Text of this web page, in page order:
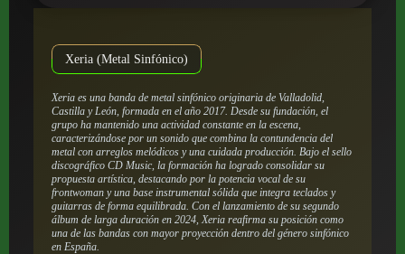
Xeria (Metal Sinfónico)
Xeria es una banda de metal sinfónico originaria de Valladolid,
Castilla y León, formada en el año 2017. Desde su fundación, el
grupo ha mantenido una actividad constante en la escena,
caracterizándose por un sonido que combina la contundencia del
metal con arreglos melódicos y una cuidada producción. Bajo el sello
discográfico CD Music, la formación ha logrado consolidar su
propuesta artística, destacando por la potencia vocal de su
frontwoman y una base instrumental sólida que integra teclados y
guitarras de forma equilibrada. Con el lanzamiento de su segundo
álbum de larga duración en 2024, Xeria reafirma su posición como
una de las bandas con mayor proyección dentro del género sinfónico
en España.